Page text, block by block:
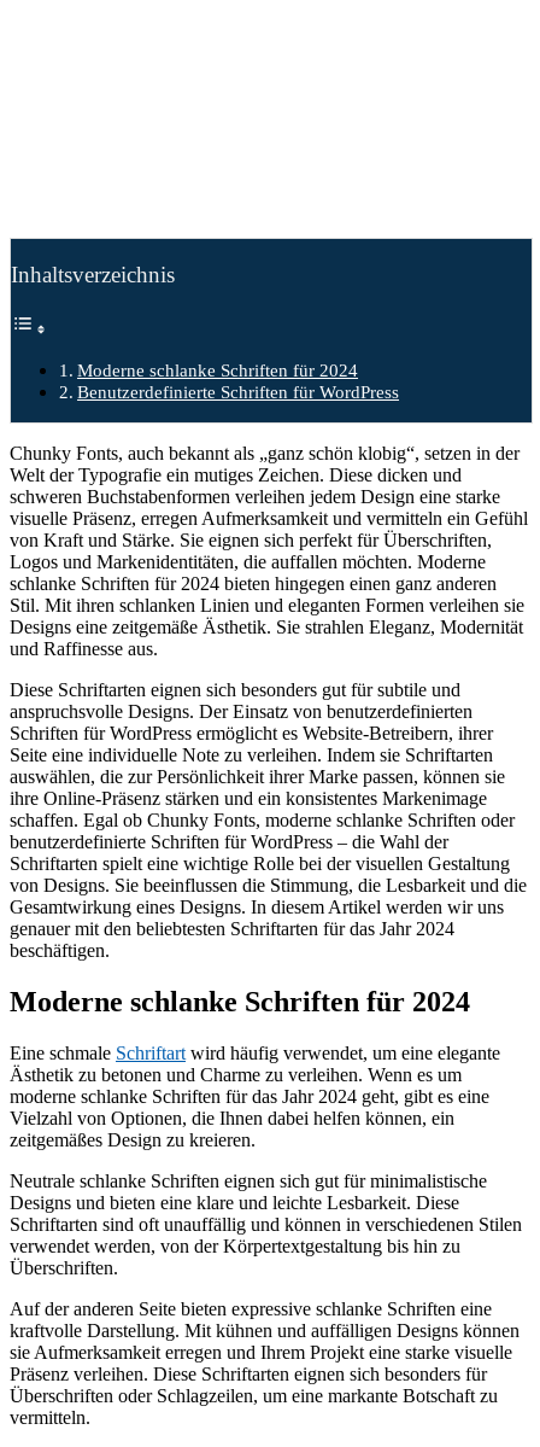
Inhaltsverzeichnis
Moderne schlanke Schriften für 2024
Benutzerdefinierte Schriften für WordPress
Chunky Fonts, auch bekannt als „ganz schön klobig“, setzen in der
Welt der Typografie ein mutiges Zeichen. Diese dicken und
schweren Buchstabenformen verleihen jedem Design eine starke
visuelle Präsenz, erregen Aufmerksamkeit und vermitteln ein Gefühl
von Kraft und Stärke. Sie eignen sich perfekt für Überschriften,
Logos und Markenidentitäten, die auffallen möchten. Moderne
schlanke Schriften für 2024 bieten hingegen einen ganz anderen
Stil. Mit ihren schlanken Linien und eleganten Formen verleihen sie
Designs eine zeitgemäße Ästhetik. Sie strahlen Eleganz, Modernität
und Raffinesse aus.
Diese Schriftarten eignen sich besonders gut für subtile und
anspruchsvolle Designs. Der Einsatz von benutzerdefinierten
Schriften für WordPress ermöglicht es Website-Betreibern, ihrer
Seite eine individuelle Note zu verleihen. Indem sie Schriftarten
auswählen, die zur Persönlichkeit ihrer Marke passen, können sie
ihre Online-Präsenz stärken und ein konsistentes Markenimage
schaffen. Egal ob Chunky Fonts, moderne schlanke Schriften oder
benutzerdefinierte Schriften für WordPress – die Wahl der
Schriftarten spielt eine wichtige Rolle bei der visuellen Gestaltung
von Designs. Sie beeinflussen die Stimmung, die Lesbarkeit und die
Gesamtwirkung eines Designs. In diesem Artikel werden wir uns
genauer mit den beliebtesten Schriftarten für das Jahr 2024
beschäftigen.
Moderne schlanke Schriften für 2024
Eine schmale Schriftart wird häufig verwendet, um eine elegante
Ästhetik zu betonen und Charme zu verleihen. Wenn es um
moderne schlanke Schriften für das Jahr 2024 geht, gibt es eine
Vielzahl von Optionen, die Ihnen dabei helfen können, ein
zeitgemäßes Design zu kreieren.
Neutrale schlanke Schriften eignen sich gut für minimalistische
Designs und bieten eine klare und leichte Lesbarkeit. Diese
Schriftarten sind oft unauffällig und können in verschiedenen Stilen
verwendet werden, von der Körpertextgestaltung bis hin zu
Überschriften.
Auf der anderen Seite bieten expressive schlanke Schriften eine
kraftvolle Darstellung. Mit kühnen und auffälligen Designs können
sie Aufmerksamkeit erregen und Ihrem Projekt eine starke visuelle
Präsenz verleihen. Diese Schriftarten eignen sich besonders für
Überschriften oder Schlagzeilen, um eine markante Botschaft zu
vermitteln.